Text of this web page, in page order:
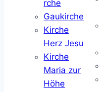
rche
Gaukirche
Kirche
Herz Jesu
Kirche
Maria zur
Höhe